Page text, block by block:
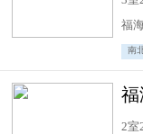
福
南
2室